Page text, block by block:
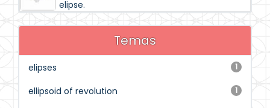
elipse.
Temas
1
elipses
1
ellipsoid of revolution